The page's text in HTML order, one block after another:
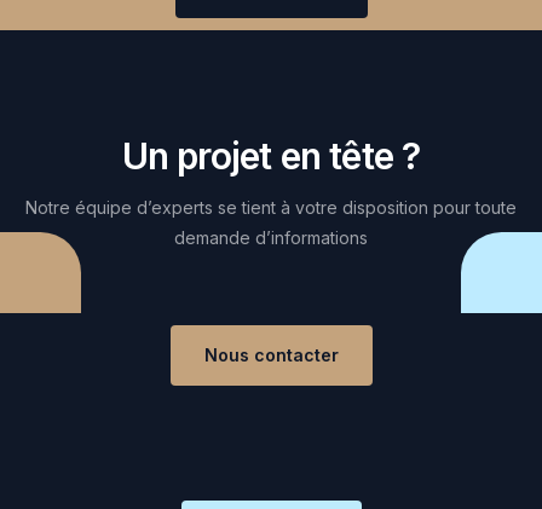
Un projet en tête ?
Notre équipe d’experts se tient à votre disposition pour toute
demande d’informations
Nous contacter